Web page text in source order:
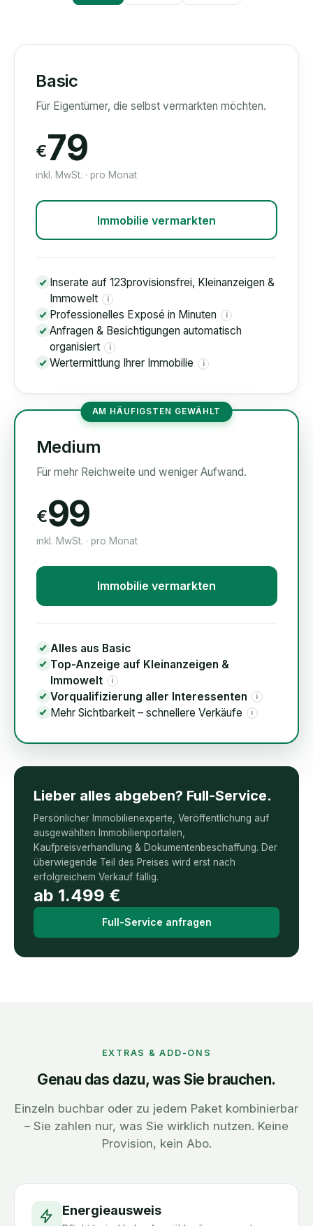
Basic
Für Eigentümer, die selbst vermarkten möchten.
€79
inkl. MwSt. · pro Monat
Immobilie vermarkten
Inserate auf 123provisionsfrei, Kleinanzeigen &
Immowelt
i
Professionelles Exposé in Minuten i
Anfragen & Besichtigungen automatisch
organisiert
i
Wertermittlung Ihrer Immobilie i
AM HÄUFIGSTEN GEWÄHLT
Medium
Für mehr Reichweite und weniger Aufwand.
€99
inkl. MwSt. · pro Monat
Immobilie vermarkten
Alles aus Basic
Top-Anzeige auf Kleinanzeigen &
Immowelt
i
Vorqualifizierung aller Interessenten i
Mehr Sichtbarkeit – schnellere Verkäufe i
Lieber alles abgeben? Full-Service.
Persönlicher Immobilienexperte, Veröffentlichung auf
ausgewählten Immobilienportalen,
Kaufpreisverhandlung & Dokumentenbeschaffung. Der
überwiegende Teil des Preises wird erst nach
erfolgreichem Verkauf fällig.
ab 1.499 €
Full-Service anfragen
EXTRAS & ADD-ONS
Genau das dazu, was Sie brauchen.
Einzeln buchbar oder zu jedem Paket kombinierbar
– Sie zahlen nur, was Sie wirklich nutzen. Keine
Provision, kein Abo.
Energieausweis